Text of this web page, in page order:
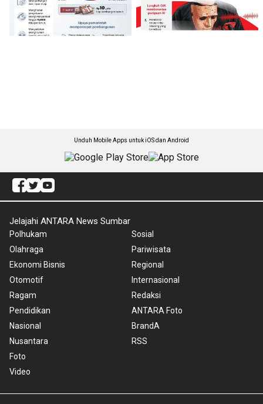
Unduh Mobile Apps untuk iOS dan Android
Jelajahi ANTARA News Sumbar
Polhukam
Olahraga
Ekonomi Bisnis
Otomotif
Ragam
Pendidikan
Nasional
Nusantara
Foto
Video
Sosial
Pariwisata
Regional
Internasional
Redaksi
ANTARA Foto
BrandA
RSS